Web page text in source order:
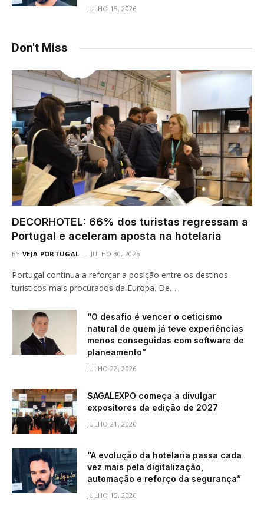
JULHO 15, 2026
Don't Miss
DECORHOTEL: 66% dos turistas regressam a
Portugal e aceleram aposta na hotelaria
BY VEJA PORTUGAL JULHO 30, 2026
Portugal continua a reforçar a posição entre os destinos
turísticos mais procurados da Europa. De…
“O desafio é vencer o ceticismo
natural de quem já teve experiências
menos conseguidas com software de
planeamento”
JULHO 22, 2026
SAGALEXPO começa a divulgar
expositores da edição de 2027
JULHO 21, 2026
“A evolução da hotelaria passa cada
vez mais pela digitalização,
automação e reforço da segurança”
JULHO 15, 2026